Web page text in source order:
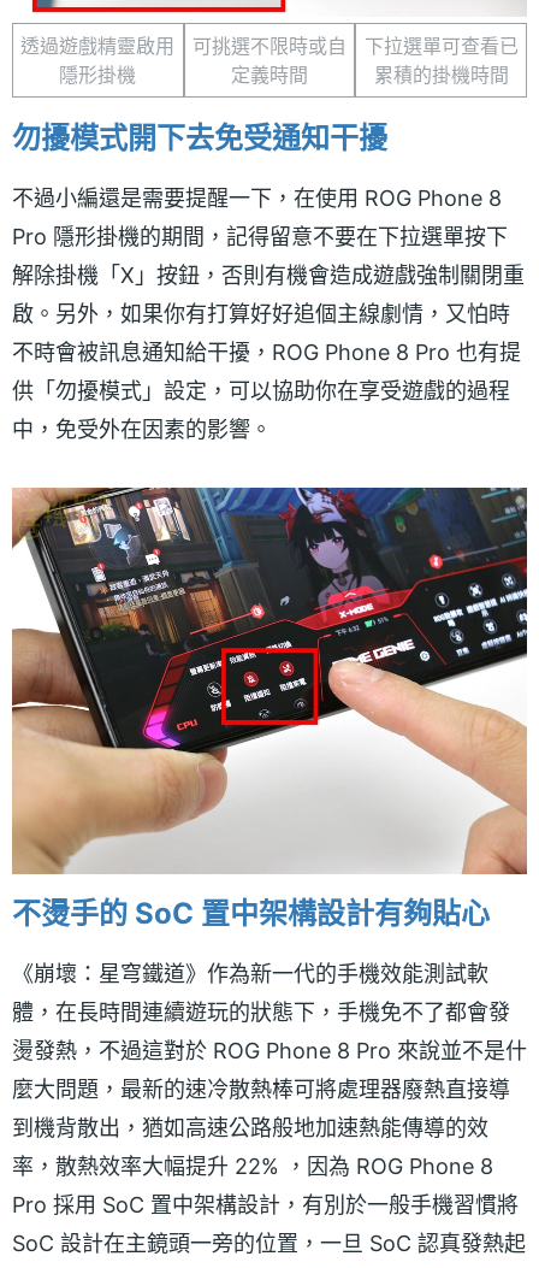
透過遊戲精靈啟用
隱形掛機
可挑選不限時或自
定義時間
下拉選單可查看已
累積的掛機時間
勿擾模式開下去免受通知干擾
不過小編還是需要提醒一下，在使用 ROG Phone 8
Pro 隱形掛機的期間，記得留意不要在下拉選單按下
解除掛機「X」按鈕，否則有機會造成遊戲強制關閉重
啟。另外，如果你有打算好好追個主線劇情，又怕時
不時會被訊息通知給干擾，ROG Phone 8 Pro 也有提
供「勿擾模式」設定，可以協助你在享受遊戲的過程
中，免受外在因素的影響。
不燙手的 SoC 置中架構設計有夠貼心
《崩壞：星穹鐵道》作為新一代的手機效能測試軟
體，在長時間連續遊玩的狀態下，手機免不了都會發
燙發熱，不過這對於 ROG Phone 8 Pro 來說並不是什
麼大問題，最新的速冷散熱棒可將處理器廢熱直接導
到機背散出，猶如高速公路般地加速熱能傳導的效
率，散熱效率大幅提升 22% ，因為 ROG Phone 8
Pro 採用 SoC 置中架構設計，有別於一般手機習慣將
SoC 設計在主鏡頭一旁的位置，一旦 SoC 認真發熱起